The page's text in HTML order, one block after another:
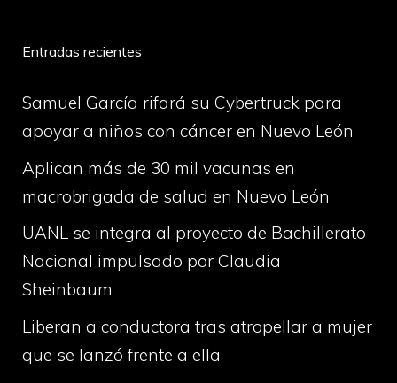
Entradas recientes
Samuel García rifará su Cybertruck para
apoyar a niños con cáncer en Nuevo León
Aplican más de 30 mil vacunas en
macrobrigada de salud en Nuevo León
UANL se integra al proyecto de Bachillerato
Nacional impulsado por Claudia
Sheinbaum
Liberan a conductora tras atropellar a mujer
que se lanzó frente a ella